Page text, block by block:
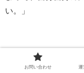
い。」
このようなコメント
お問い合わせ 運